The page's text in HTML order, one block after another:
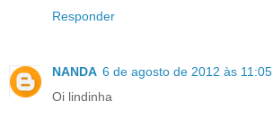
Responder
NANDA 6 de agosto de 2012 às 11:05
Oi lindinha